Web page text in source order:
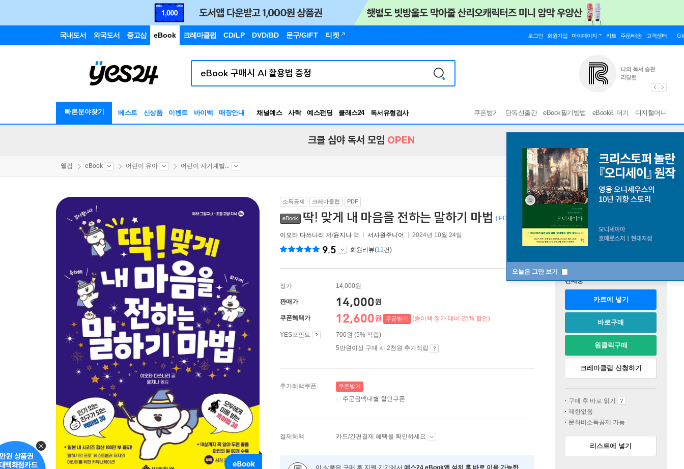
국내도서 외국도서 중고샵 eBook 크레마클럽 CD/LP DVD/BD 문구/GIFT 티켓 로그인 회원가입 마이페이지 카트 주문/배송 고객센터
빠른분야찾기 베스트 신상품 이벤트 바이백 매장안내 채널예스 사락 예스펀딩 클래스24
독서유형검사
RBTI Lab
쿠폰받기 단독선출간 eBook필기방법 eBook리더기 디지털머니
오늘은 그만 보기
크클 심야 독서 모임 OPEN
웰컴 eBook 어린이 유아 어린이 자기계발...
소득공제 크레마클럽 PDF
eBook 딱! 맞게 내 마음을 전하는 말하기 마법 [ PDF ]
이오타 다쓰나리 저/윤지나 역 서사원주니어 2024년 10월 24일
9.5 회원리뷰(12건)
정가 14,000원
판매가 14,000원
쿠폰혜택가 12,600원 쿠폰받기 (종이책 정가 대비 25% 할인)
YES포인트
700원 (5% 적립)
5만원이상 구매 시 2천원 추가적립
추가혜택쿠폰 쿠폰받기
주문금액대별 할인쿠폰
결제혜택 카드/간편결제 혜택을 확인하세요
이 상품은 구매 후 지원 기기에서 예스24 eBook앱 설치 후 바로 이용 가능한
판매중
카트에 넣기
바로구매
원클릭구매
크레마클럽 신청하기
구매 후 바로 읽기
제한없음
문화비소득공제 가능
리스트에 넣기